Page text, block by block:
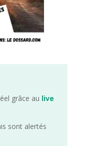
grâce au live
sont alertés